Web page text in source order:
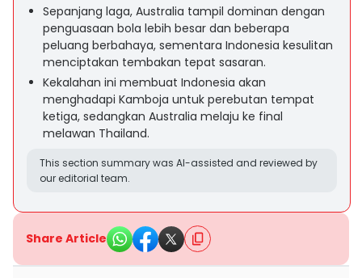
Sepanjang laga, Australia tampil dominan dengan
penguasaan bola lebih besar dan beberapa
peluang berbahaya, sementara Indonesia kesulitan
menciptakan tembakan tepat sasaran.
Kekalahan ini membuat Indonesia akan
menghadapi Kamboja untuk perebutan tempat
ketiga, sedangkan Australia melaju ke final
melawan Thailand.
This section summary was AI-assisted and reviewed by
our editorial team.
Share Article